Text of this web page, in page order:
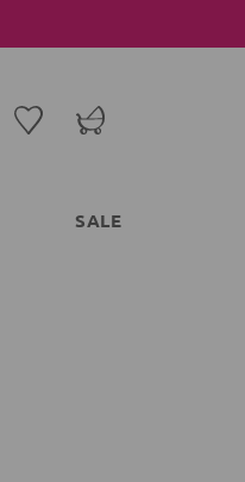
SALE